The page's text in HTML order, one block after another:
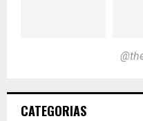
CATEGORIAS